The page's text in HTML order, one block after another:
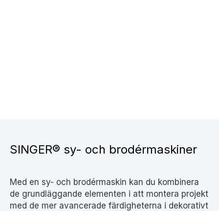
SINGER® sy- och brodérmaskiner
Med en sy- och brodérmaskin kan du kombinera
de grundläggande elementen i att montera projekt
med de mer avancerade färdigheterna i dekorativt